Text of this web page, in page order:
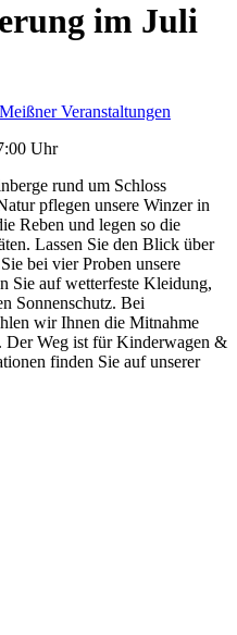
im Juli
Veranstaltungen
Uhr
rund um Schloss
pflegen unsere Winzer in
Reben und legen so die
Lassen Sie den Blick über
bei vier Proben unsere
Sie auf wetterfeste Kleidung,
Sonnenschutz. Bei
wir Ihnen die Mitnahme
Der Weg ist für Kinderwagen &
finden Sie auf unserer